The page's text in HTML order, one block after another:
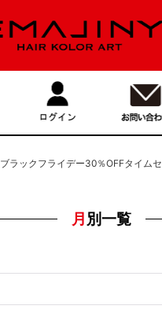
ブラックフライデー30％OFFタイム
月別一覧